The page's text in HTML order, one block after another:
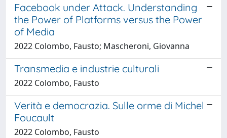
Facebook under Attack. Understanding
the Power of Platforms versus the Power
of Media
2022 Colombo, Fausto; Mascheroni, Giovanna
Transmedia e industrie culturali
2022 Colombo, Fausto
Verità e democrazia. Sulle orme di Michel
Foucault
2022 Colombo, Fausto